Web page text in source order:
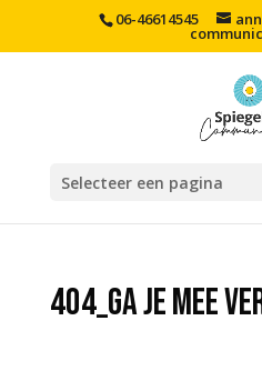
06-46614545
Selecteer een pagina
404_ga je mee